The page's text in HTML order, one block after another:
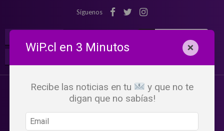
Síguenos
WiP.cl en 3 Minutos ×
Recibe las noticias en tu
y que no te
digan que no sabías!